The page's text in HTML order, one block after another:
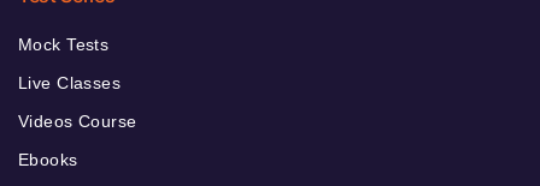
Mock Tests
Live Classes
Videos Course
Ebooks